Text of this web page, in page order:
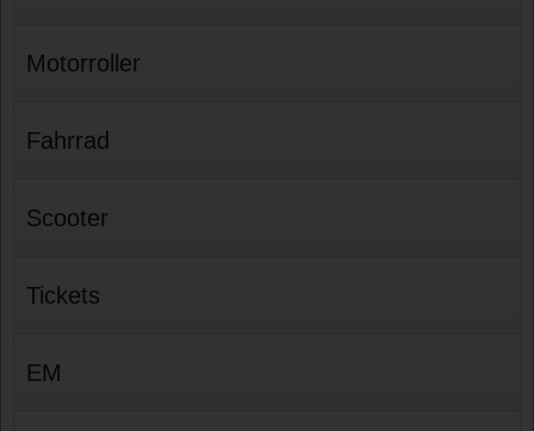
Motorroller
Fahrrad
Scooter
Tickets
EM